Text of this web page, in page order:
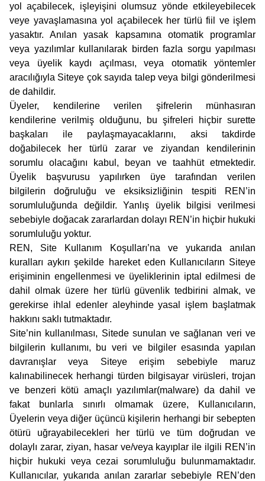
yol açabilecek, işleyişini olumsuz yönde etkileyebilecek
veye yavaşlamasına yol açabilecek her türlü fiil ve işlem
yasaktır. Anılan yasak kapsamına otomatik programlar
veya yazılımlar kullanılarak birden fazla sorgu yapılması
veya üyelik kaydı açılması, veya otomatik yöntemler
aracılığıyla Siteye çok sayıda talep veya bilgi gönderilmesi
de dahildir.
Üyeler, kendilerine verilen şifrelerin münhasıran
kendilerine verilmiş olduğunu, bu şifreleri hiçbir surette
başkaları ile paylaşmayacaklarını, aksi takdirde
doğabilecek her türlü zarar ve ziyandan kendilerinin
sorumlu olacağını kabul, beyan ve taahhüt etmektedir.
Üyelik başvurusu yapılırken üye tarafından verilen
bilgilerin doğruluğu ve eksiksizliğinin tespiti REN’in
sorumluluğunda değildir. Yanlış üyelik bilgisi verilmesi
sebebiyle doğacak zararlardan dolayı REN’in hiçbir hukuki
sorumluluğu yoktur.
REN, Site Kullanım Koşulları’na ve yukarıda anılan
kuralları aykırı şekilde hareket eden Kullanıcıların Siteye
erişiminin engellenmesi ve üyeliklerinin iptal edilmesi de
dahil olmak üzere her türlü güvenlik tedbirini almak, ve
gerekirse ihlal edenler aleyhinde yasal işlem başlatmak
hakkını saklı tutmaktadır.
Site’nin kullanılması, Sitede sunulan ve sağlanan veri ve
bilgilerin kullanımı, bu veri ve bilgiler esasında yapılan
davranışlar veya Siteye erişim sebebiyle maruz
kalınabilinecek herhangi türden bilgisayar virüsleri, trojan
ve benzeri kötü amaçlı yazılımlar(malware) da dahil ve
fakat bunlarla sınırlı olmamak üzere, Kullanıcıların,
Üyelerin veya diğer üçüncü kişilerin herhangi bir sebepten
ötürü uğrayabilecekleri her türlü ve tüm doğrudan ve
dolaylı zarar, ziyan, hasar ve/veya kayıplar ile ilgili REN’in
hiçbir hukuki veya cezai sorumluluğu bulunmamaktadır.
Kullanıcılar, yukarıda anılan zararlar sebebiyle REN’den